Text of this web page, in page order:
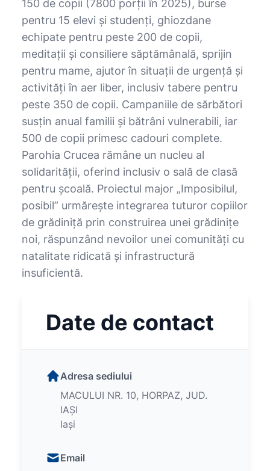
150 de copii (7800 porții în 2025), burse
pentru 15 elevi și studenți, ghiozdane
echipate pentru peste 200 de copii,
meditații și consiliere săptămânală, sprijin
pentru mame, ajutor în situații de urgență și
activități în aer liber, inclusiv tabere pentru
peste 350 de copii. Campaniile de sărbători
susțin anual familii și bătrâni vulnerabili, iar
500 de copii primesc cadouri complete.
Parohia Crucea rămâne un nucleu al
solidarității, oferind inclusiv o sală de clasă
pentru școală. Proiectul major „Imposibilul,
posibil” urmărește integrarea tuturor copiilor
de grădiniță prin construirea unei grădinițe
noi, răspunzând nevoilor unei comunități cu
natalitate ridicată și infrastructură
insuficientă.
Date de contact
Adresa sediului
MACULUI NR. 10, HORPAZ, JUD.
IAȘI
Iași
Email